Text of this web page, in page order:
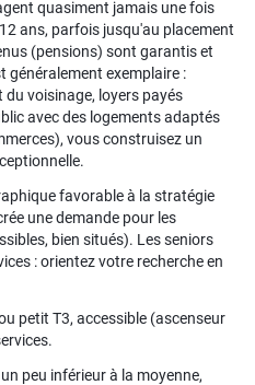
quasiment jamais une fois
ans, parfois jusqu'au placement
(pensions) sont garantis et
généralement exemplaire :
du voisinage, loyers payés
avec des logements adaptés
vous construisez un
favorable à la stratégie
une demande pour les
bien situés). Les seniors
: orientez votre recherche en
petit T3, accessible (ascenseur
peu inférieur à la moyenne,